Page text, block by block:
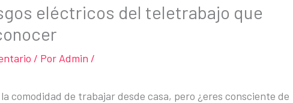
eléctricos del teletrabajo que
/ Por Admin /
comodidad de trabajar desde casa, pero ¿eres consciente de